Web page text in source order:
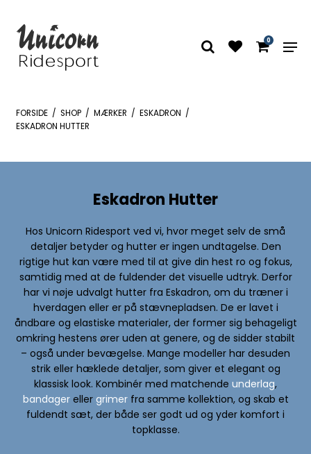
0
FORSIDE / SHOP / MÆRKER / ESKADRON /
ESKADRON HUTTER
Eskadron Hutter
Hos Unicorn Ridesport ved vi, hvor meget selv de små
detaljer betyder og hutter er ingen undtagelse. Den
rigtige hut kan være med til at give din hest ro og fokus,
samtidig med at de fuldender det visuelle udtryk. Derfor
har vi nøje udvalgt hutter fra Eskadron, om du træner i
hverdagen eller er på stævnepladsen. De er lavet i
åndbare og elastiske materialer, der former sig behageligt
omkring hestens ører uden at genere, og de sidder stabilt
– også under bevægelse. Mange modeller har desuden
strik eller hæklede detaljer, som giver et elegant og
klassisk look. Kombinér med matchende underlag,
bandager eller grimer fra samme kollektion, og skab et
fuldendt sæt, der både ser godt ud og yder komfort i
topklasse.